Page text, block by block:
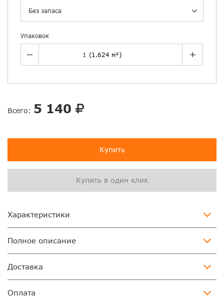
Без запаса
Упаковок
Всего: 5 140
Купить
Купить в один клик
Характеристики
Полное описание
Доставка
Оплата